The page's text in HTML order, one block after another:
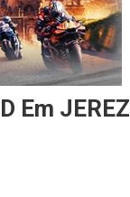
Em JEREZ